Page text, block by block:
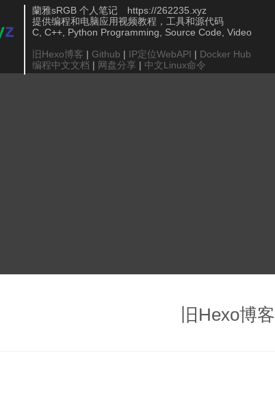
蘭雅sRGB 个人笔记 https://262235.xyz
提供编程和电脑应用视频教程，工具和源代码
C, C++, Python Programming, Source Code, Video
旧Hexo博客 | Github | IP定位WebAPI | Docker Hub
编程中文文档 | 网盘分享 | 中文Linux命令
旧Hexo博客